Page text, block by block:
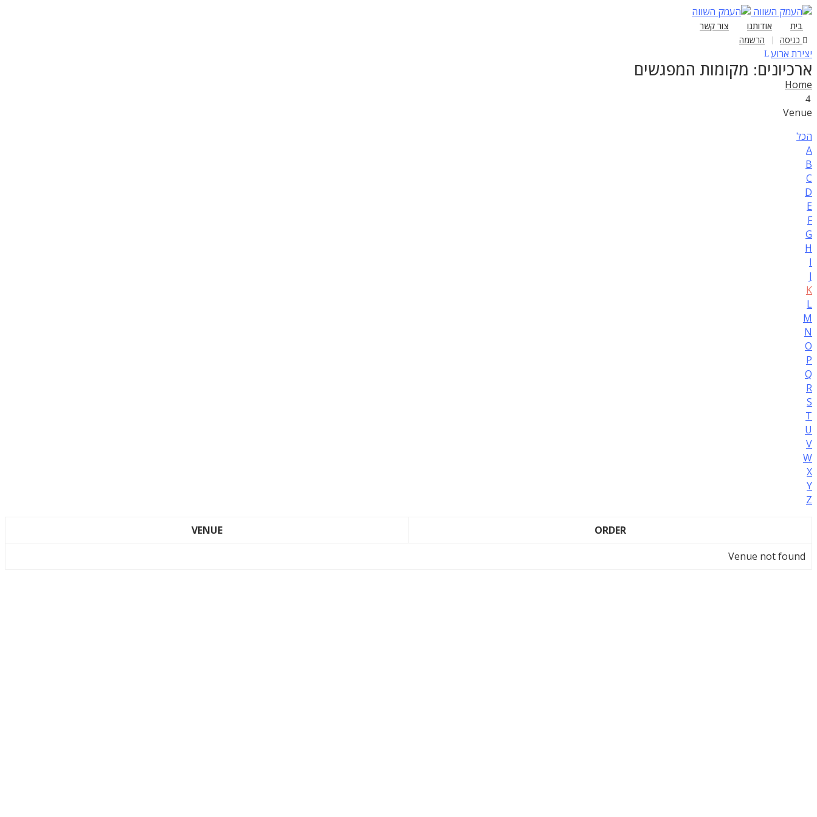
בית אודותנו
צור קשר
כניסה
| הרשמה
יצירת ארוע
ארכיונים: מקומות המפגשים
Home
Venue
הכל
A
B
C
D
E
F
G
H
I
J
K
L
M
N
O
P
Q
R
S
T
U
V
W
X
Y
Z
ORDER
VENUE
Venue not found